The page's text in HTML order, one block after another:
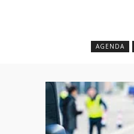
AGENDA